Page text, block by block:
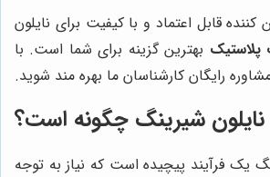
کننده قابل اعتماد و با کیفیت برای نایلون
پلاستیک بهترین گزینه برای شما است. با
رایگان کارشناسان ما بهره مند شوید.
نایلون شیرینگ چگونه است؟
یک فرآیند پیچیده است که نیاز به توجه